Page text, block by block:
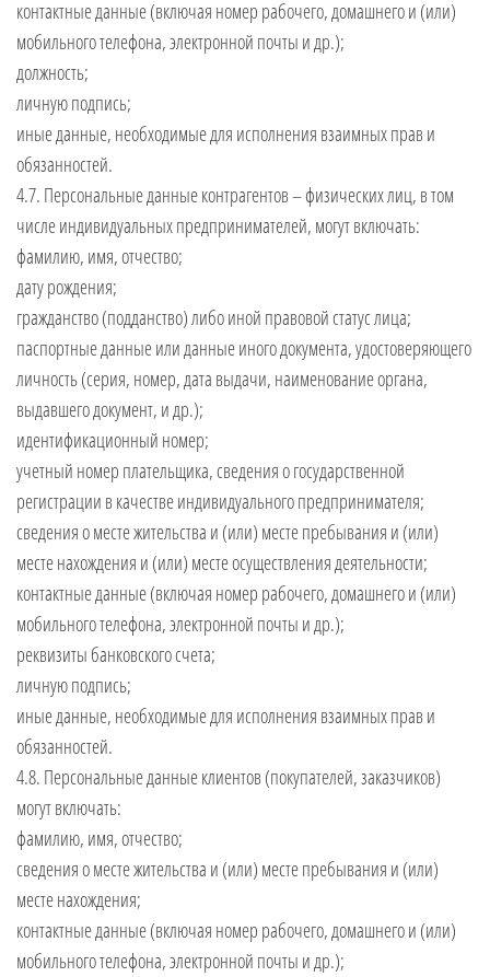
контактные данные (включая номер рабочего, домашнего и (или)
мобильного телефона, электронной почты и др.);
должность;
личную подпись;
иные данные, необходимые для исполнения взаимных прав и
обязанностей.
4.7. Персональные данные контрагентов – физических лиц, в том
числе индивидуальных предпринимателей, могут включать:
фамилию, имя, отчество;
дату рождения;
гражданство (подданство) либо иной правовой статус лица;
паспортные данные или данные иного документа, удостоверяющего
личность (серия, номер, дата выдачи, наименование органа,
выдавшего документ, и др.);
идентификационный номер;
учетный номер плательщика, сведения о государственной
регистрации в качестве индивидуального предпринимателя;
сведения о месте жительства и (или) месте пребывания и (или)
месте нахождения и (или) месте осуществления деятельности;
контактные данные (включая номер рабочего, домашнего и (или)
мобильного телефона, электронной почты и др.);
реквизиты банковского счета;
личную подпись;
иные данные, необходимые для исполнения взаимных прав и
обязанностей.
4.8. Персональные данные клиентов (покупателей, заказчиков)
могут включать:
фамилию, имя, отчество;
сведения о месте жительства и (или) месте пребывания и (или)
месте нахождения;
контактные данные (включая номер рабочего, домашнего и (или)
мобильного телефона, электронной почты и др.);